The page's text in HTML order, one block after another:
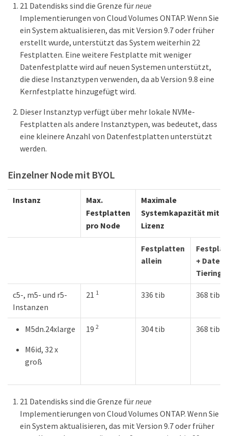
21 Datendisks sind die Grenze fürneue
Implementierungen von Cloud Volumes ONTAP. Wenn Sie
ein System aktualisieren, das mit Version 9.7 oder früher
erstellt wurde, unterstützt das System weiterhin 22
Festplatten. Eine weitere Festplatte mit weniger
Datenfestplatte wird auf neuen Systemen unterstützt,
die diese Instanztypen verwenden, da ab Version 9.8 eine
Kernfestplatte hinzugefügt wird.
Dieser Instanztyp verfügt über mehr lokale NVMe-
Festplatten als andere Instanztypen, was bedeutet, dass
eine kleinere Anzahl von Datenfestplatten unterstützt
werden.
Einzelner Node mit BYOL
Instanz
Max.
Festplatten
pro Node
Maximale
Systemkapazität mit
Lizenz
Festplatten
allein
+ Daten-
Tiering
c5-, m5- und r5-
Instanzen
21 1 336 tib 368 tib
M5dn.24xlarge
M6id, 32 x
groß
19 2 304 tib 368 tib
21 Datendisks sind die Grenze fürneue
Implementierungen von Cloud Volumes ONTAP. Wenn Sie
ein System aktualisieren, das mit Version 9.7 oder früher